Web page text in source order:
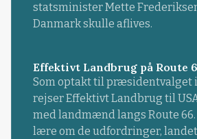
statsminister Mette
Danmark skulle aflives.
Effektivt Landbrug på Route
Som optakt til præsidentvalget
rejser Effektivt Landbrug til
med landmænd langs Route
lære om de udfordringer,